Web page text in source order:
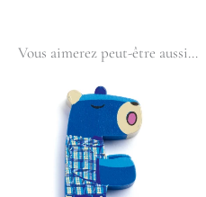
Vous aimerez peut-être aussi…